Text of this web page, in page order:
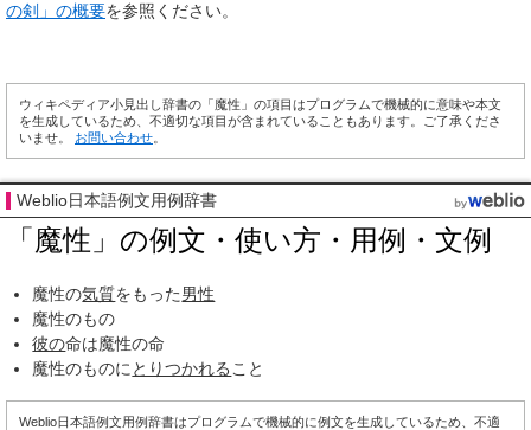
の剣」の概要を参照ください。
ウィキペディア小見出し辞書の「魔性」の項目はプログラムで機械的に意味や本文
を生成しているため、不適切な項目が含まれていることもあります。ご了承くださ
いませ。 お問い合わせ
Weblio日本語例文用例辞書
「魔性」の例文・使い方・用例・文例
魔性の気質をもった男性
魔性のもの
彼の命は魔性の命
魔性のものに とりつかれる こと
Weblio日本語例文用例辞書はプログラムで機械的に例文を生成しているため、不適